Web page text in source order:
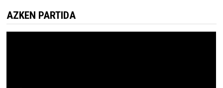
AZKEN PARTIDA